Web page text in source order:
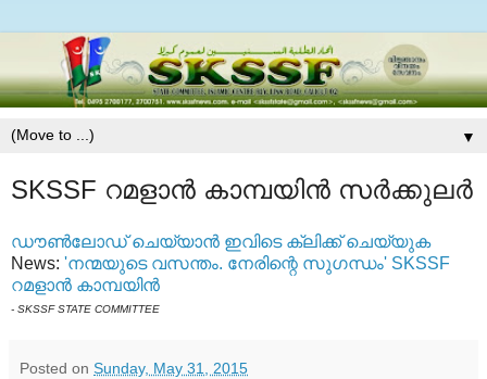
▼
SKSSF റമളാന്‍ കാമ്പയിന്‍ സര്‍ക്കുലര്‍
ഡൗണ്‍ലോഡ് ചെയ്യാന്‍ ഇവിടെ ക്ലിക്ക് ചെയ്യുക
News: 'നന്മയുടെ വസന്തം. നേരിന്റെ സുഗന്ധം' SKSSF
റമളാന്‍ കാമ്പയിന്‍
- SKSSF STATE COMMITTEE
Posted on Sunday, May 31, 2015